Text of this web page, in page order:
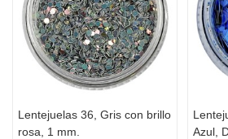
Lentejuelas 36, Gris con brillo
rosa, 1 mm.
Azul,